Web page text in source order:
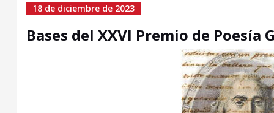
Poesía García de la
2024
18 de diciembre de 2023
Bases del XXVI Premio de Poesía